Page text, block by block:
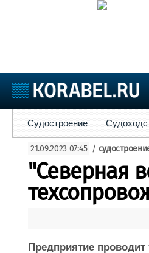
Судостроение
Пульс
Новости
Репутация
Журнал
Доска
Изделия
Судостроение
21.09.2023 07:45 /
"Северная
Предприятие